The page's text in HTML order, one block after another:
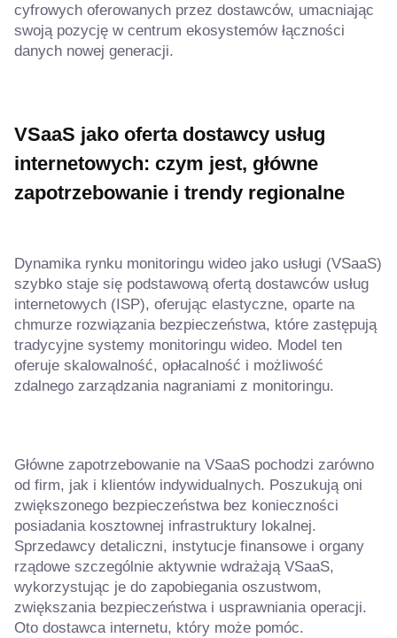
cyfrowych oferowanych przez dostawców, umacniając
swoją pozycję w centrum ekosystemów łączności
danych nowej generacji.
VSaaS jako oferta dostawcy usług
internetowych: czym jest, główne
zapotrzebowanie i trendy regionalne
Dynamika rynku monitoringu wideo jako usługi (VSaaS)
szybko staje się podstawową ofertą dostawców usług
internetowych (ISP), oferując elastyczne, oparte na
chmurze rozwiązania bezpieczeństwa, które zastępują
tradycyjne systemy monitoringu wideo. Model ten
oferuje skalowalność, opłacalność i możliwość
zdalnego zarządzania nagraniami z monitoringu.
Główne zapotrzebowanie na VSaaS pochodzi zarówno
od firm, jak i klientów indywidualnych. Poszukują oni
zwiększonego bezpieczeństwa bez konieczności
posiadania kosztownej infrastruktury lokalnej.
Sprzedawcy detaliczni, instytucje finansowe i organy
rządowe szczególnie aktywnie wdrażają VSaaS,
wykorzystując je do zapobiegania oszustwom,
zwiększania bezpieczeństwa i usprawniania operacji.
Oto dostawca internetu, który może pomóc.